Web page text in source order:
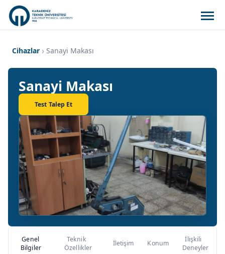
Cihazlar Sanayi Makası
Sanayi Makası
Test Talep Et
Genel
Bilgiler
Teknik
Özellikler
İletişim Konum
İlişkili
Deneyler